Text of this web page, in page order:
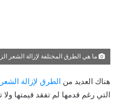
ما هي الطرق المختلفة لإزالة الشعر
هناك العديد من الطرق لإزالة الشعر
التي رغم قدمها لم تفقد قيمتها